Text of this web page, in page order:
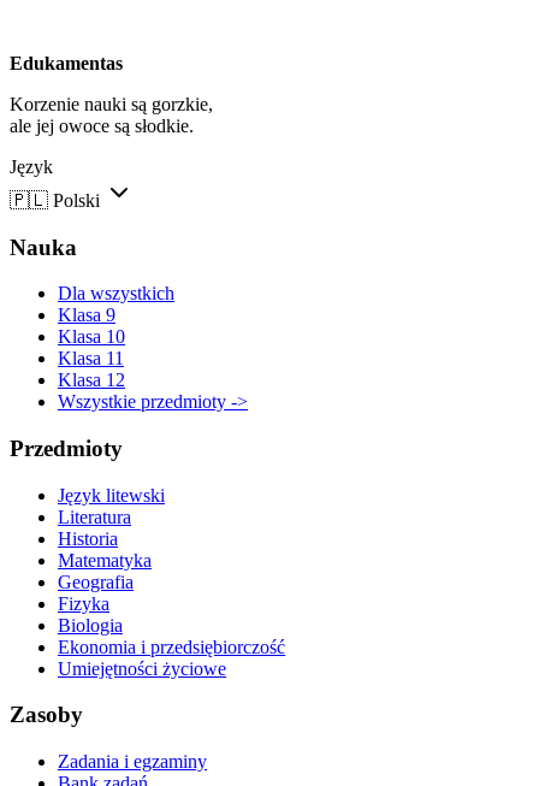
Edukamentas
Korzenie nauki są gorzkie,
ale jej owoce są słodkie.
Język
🇵🇱 Polski
Nauka
Dla wszystkich
Klasa 9
Klasa 10
Klasa 11
Klasa 12
Wszystkie przedmioty ->
Przedmioty
Język litewski
Literatura
Historia
Matematyka
Geografia
Fizyka
Biologia
Ekonomia i przedsiębiorczość
Umiejętności życiowe
Zasoby
Zadania i egzaminy